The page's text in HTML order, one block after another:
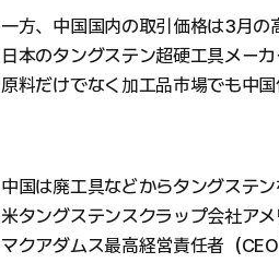
一方、中国国内の取引価格は3月の
日本のタングステン超硬工具メー
原料だけでなく加工品市場でも中
中国は廃工具などからタングステ
米タングステンスクラップ会社ア
マクアダムス最高経営責任者（CEO